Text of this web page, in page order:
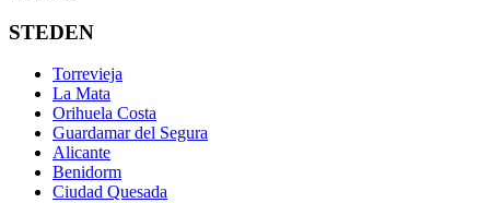
STEDEN
Torrevieja
La Mata
Orihuela Costa
Guardamar del Segura
Alicante
Benidorm
Ciudad Quesada